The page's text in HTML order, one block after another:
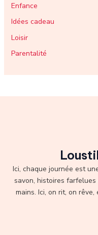
Enfance
Idées cadeau
Loisir
Parentalité
Ici, chaque journée est
savon, histoires
mains. Ici, on rit, on